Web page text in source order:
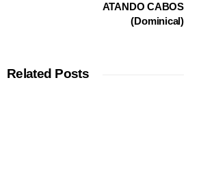
ATANDO CABOS
(Dominical)
Related Posts